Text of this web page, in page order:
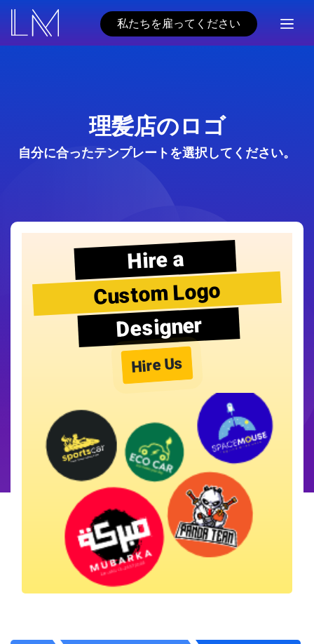
私たちを雇ってください
理髪店のロゴ
自分に合ったテンプレートを選択してください。
Hire a
Custom Logo
Designer
Hire Us